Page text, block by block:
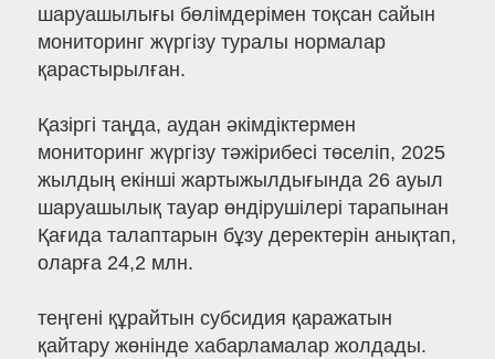
шаруашылығы бөлімдерімен тоқсан сайын
мониторинг жүргізу туралы нормалар
қарастырылған.
Қазіргі таңда, аудан әкімдіктермен
мониторинг жүргізу тәжірибесі төселіп, 2025
жылдың екінші жартыжылдығында 26 ауыл
шаруашылық тауар өндірушілері тарапынан
Қағида талаптарын бұзу деректерін анықтап,
оларға 24,2 млн.
теңгені құрайтын субсидия қаражатын
қайтару жөнінде хабарламалар жолдады.